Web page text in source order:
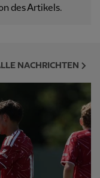
des Artikels.
NACHRICHTEN